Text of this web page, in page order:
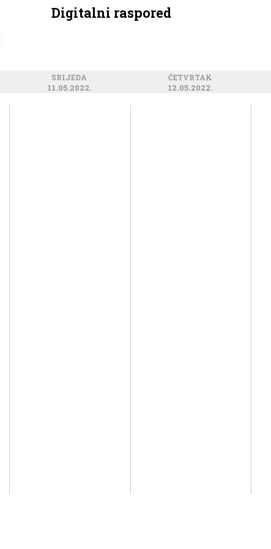
Digitalni raspored
SRIJEDA
11.05.2022.
ČETVRTAK
12.05.2022.